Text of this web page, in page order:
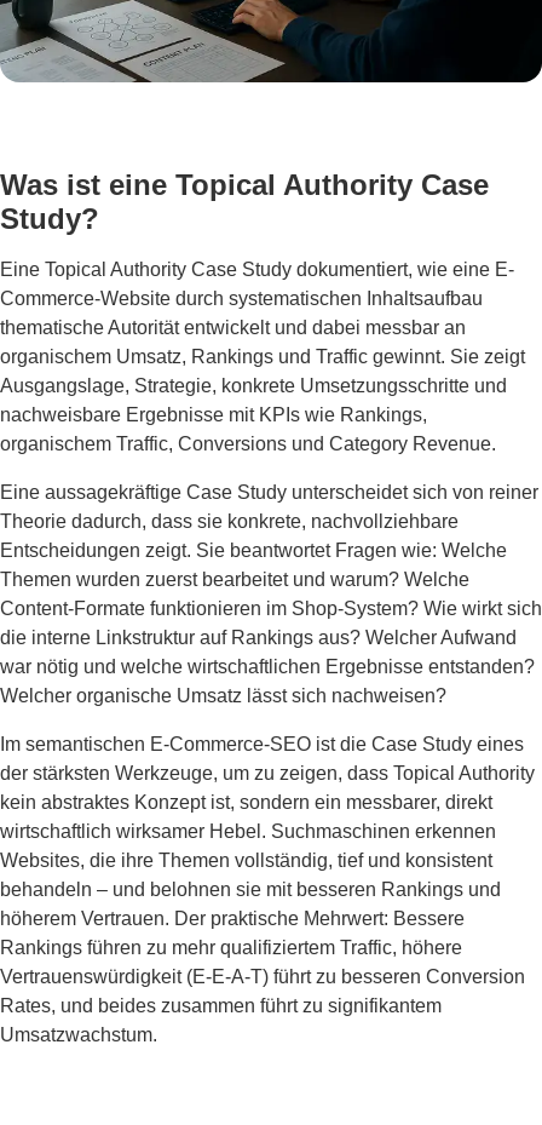
Was ist eine Topical Authority Case
Study?
Eine Topical Authority Case Study dokumentiert, wie eine E-
Commerce-Website durch systematischen Inhaltsaufbau
thematische Autorität entwickelt und dabei messbar an
organischem Umsatz, Rankings und Traffic gewinnt. Sie zeigt
Ausgangslage, Strategie, konkrete Umsetzungsschritte und
nachweisbare Ergebnisse mit KPIs wie Rankings,
organischem Traffic, Conversions und Category Revenue.
Eine aussagekräftige Case Study unterscheidet sich von reiner
Theorie dadurch, dass sie konkrete, nachvollziehbare
Entscheidungen zeigt. Sie beantwortet Fragen wie: Welche
Themen wurden zuerst bearbeitet und warum? Welche
Content-Formate funktionieren im Shop-System? Wie wirkt sich
die interne Linkstruktur auf Rankings aus? Welcher Aufwand
war nötig und welche wirtschaftlichen Ergebnisse entstanden?
Welcher organische Umsatz lässt sich nachweisen?
Im semantischen E-Commerce-SEO ist die Case Study eines
der stärksten Werkzeuge, um zu zeigen, dass Topical Authority
kein abstraktes Konzept ist, sondern ein messbarer, direkt
wirtschaftlich wirksamer Hebel. Suchmaschinen erkennen
Websites, die ihre Themen vollständig, tief und konsistent
behandeln – und belohnen sie mit besseren Rankings und
höherem Vertrauen. Der praktische Mehrwert: Bessere
Rankings führen zu mehr qualifiziertem Traffic, höhere
Vertrauenswürdigkeit (E-E-A-T) führt zu besseren Conversion
Rates, und beides zusammen führt zu signifikantem
Umsatzwachstum.